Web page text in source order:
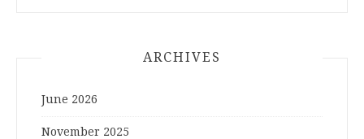
ARCHIVES
June 2026
November 2025